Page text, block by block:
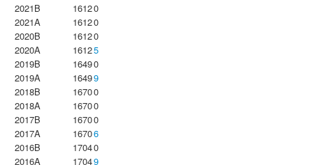
2021B
16120
2021A
16120
2020B
16120
2020A
16125
2019B
16490
2019A
16499
2018B
16700
2018A
16700
2017B
16700
2017A
16706
2016B
17040
2016A
17049